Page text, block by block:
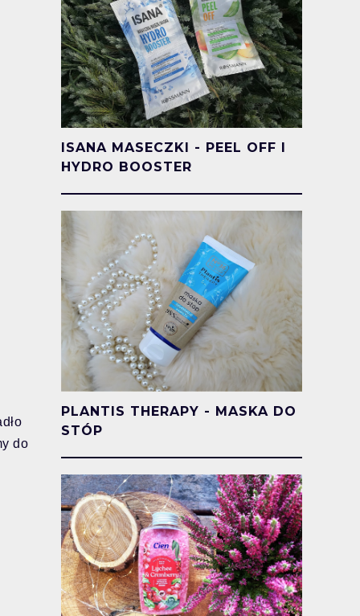
do
ISANA MASECZKI - PEEL OFF I
HYDRO BOOSTER
PLANTIS THERAPY - MASKA DO
STÓP